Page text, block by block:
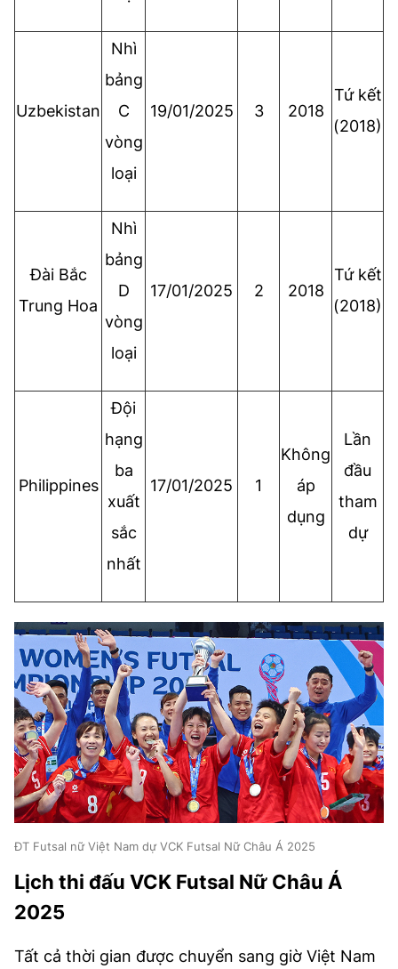
Uzbekistan
Nhì
bảng
C
vòng
loại
19/01/2025 3 2018
Tứ kết
(2018)
Đài Bắc
Trung Hoa
Nhì
bảng
D
vòng
loại
17/01/2025 2 2018
Tứ kết
(2018)
Philippines
Đội
hạng
ba
xuất
sắc
nhất
17/01/2025 1
Không
áp
dụng
Lần
đầu
tham
dự
ĐT Futsal nữ Việt Nam dự VCK Futsal Nữ Châu Á 2025
Lịch thi đấu VCK Futsal Nữ Châu Á
2025
Tất cả thời gian được chuyển sang giờ Việt Nam